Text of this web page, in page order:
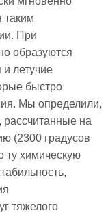
таким
При
образуются
летучие
быстро
Мы определили,
рассчитанные на
(2300 градусов
ту химическую
тяжелого